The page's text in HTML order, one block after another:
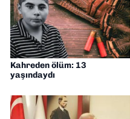
Kahreden ölüm: 13
yaşındaydı